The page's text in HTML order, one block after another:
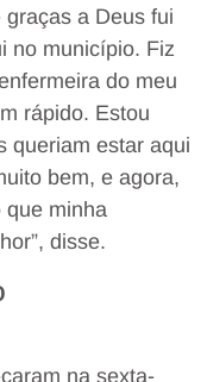
a Deus fui
no município. Fiz
do meu
rápido. Estou
queriam estar aqui
bem, e agora,
que minha
disse.
na sexta-